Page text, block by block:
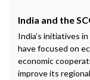
India and the
India’s initiatives
have focused on
economic
improve its